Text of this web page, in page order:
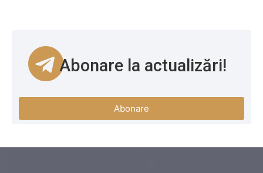
Abonare la actualizări!
Abonare